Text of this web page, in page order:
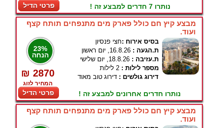
פרטי הדיל נותרו 7 חדרים למבצע זה !
מבצע קיץ חם כולל פארק מים מתנפחים תותח קצף
ועוד.
23%
הנחה
₪ 2870
המחיר לזוג
פרטי הדיל
בסיס אירוח :חצי פנסיון
ת.הגעה : 16.8.26, יום ראשון
ת.עזיבה : 18.8.26, יום שלישי
מספר לילות : 2 לילות
דירוג גולשים : דירוג טוב מאוד
נותרו חדרים אחרונים למבצע זה !
מבצע קיץ חם כולל פארק מים מתנפחים תותח קצף
ועוד.